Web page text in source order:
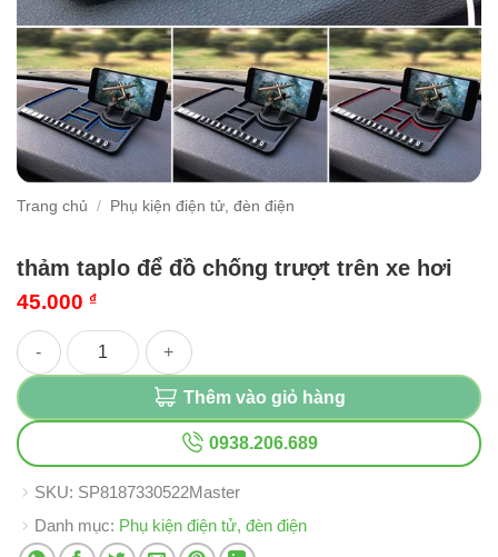
Trang chủ / Phụ kiện điện tử, đèn điện
thảm taplo để đồ chống trượt trên xe hơi
45.000 ₫
thảm taplo để đồ chống trượt trên xe hơi số lượng
Thêm vào giỏ hàng
0938.206.689
SKU: SP8187330522Master
Danh mục: Phụ kiện điện tử, đèn điện